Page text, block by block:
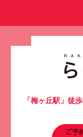
「梅ヶ丘駅」徒